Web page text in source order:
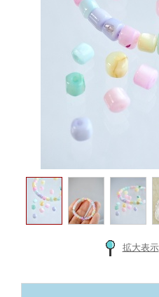
拡大表示